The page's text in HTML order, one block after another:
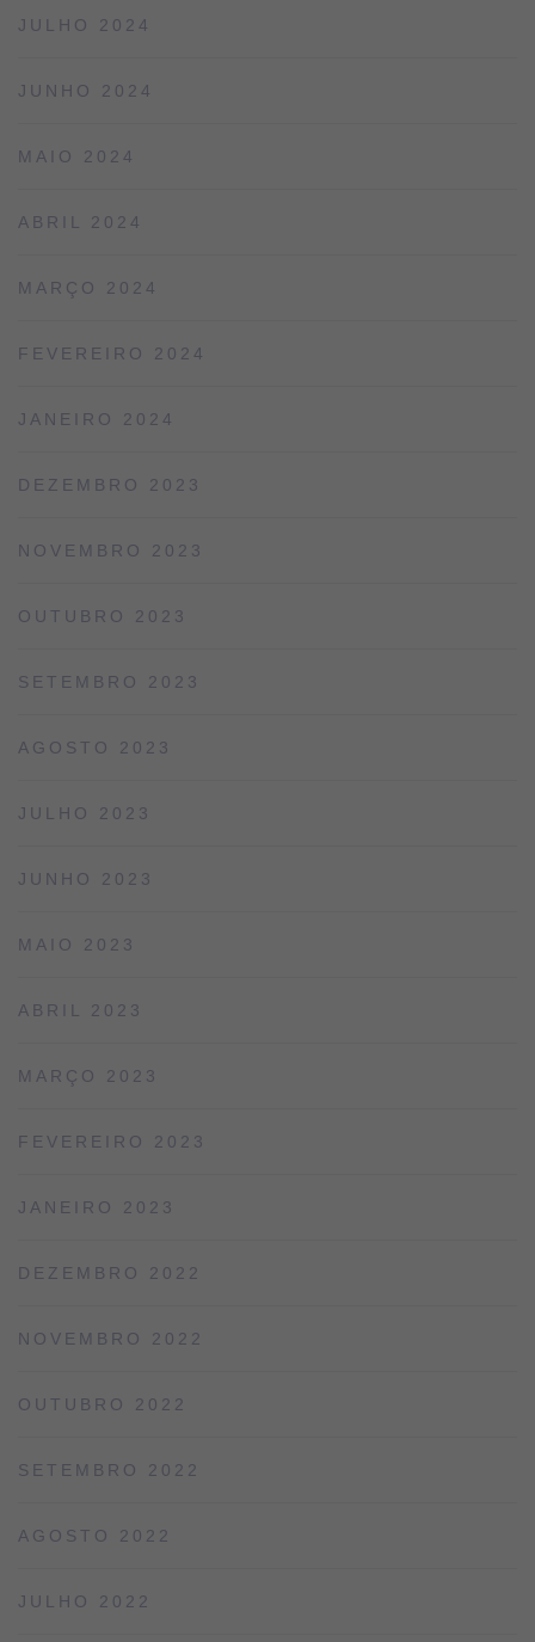
JULHO 2024
JUNHO 2024
MAIO 2024
ABRIL 2024
MARÇO 2024
FEVEREIRO 2024
JANEIRO 2024
DEZEMBRO 2023
NOVEMBRO 2023
OUTUBRO 2023
SETEMBRO 2023
AGOSTO 2023
JULHO 2023
JUNHO 2023
MAIO 2023
ABRIL 2023
MARÇO 2023
FEVEREIRO 2023
JANEIRO 2023
DEZEMBRO 2022
NOVEMBRO 2022
OUTUBRO 2022
SETEMBRO 2022
AGOSTO 2022
JULHO 2022